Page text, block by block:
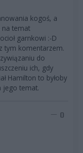
kogoś, a
na temat
garnkowi :-D
tym komentarzem.
do
ich, gdy
Hamilton to byłoby
jego temat.
0